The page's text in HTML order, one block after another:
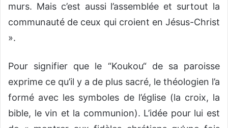
murs. Mais c’est aussi l’assemblée et surtout la
communauté de ceux qui croient en Jésus-Christ
».
Pour signifier que le “Koukou“ de sa paroisse
exprime ce qu’il y a de plus sacré, le théologien l’a
formé avec les symboles de l’église (la croix, la
bible, le vin et la communion). L’idée pour lui est